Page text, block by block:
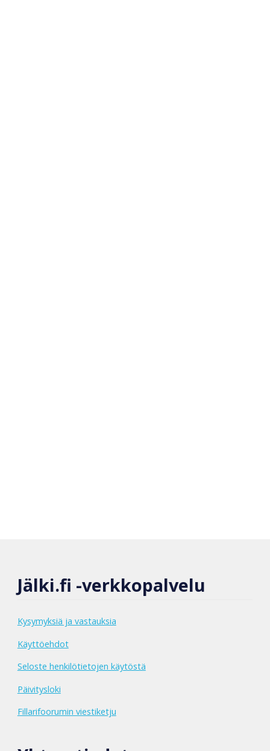
Jälki.fi -verkkopalvelu
Kysymyksiä ja vastauksia
Käyttöehdot
Seloste henkilötietojen käytöstä
Päivitysloki
Fillarifoorumin viestiketju